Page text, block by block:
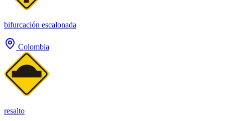
bifurcación escalonada
Colombia
resalto